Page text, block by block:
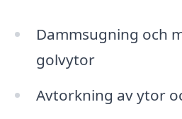
Dammsugning och
golvytor
Avtorkning av ytor